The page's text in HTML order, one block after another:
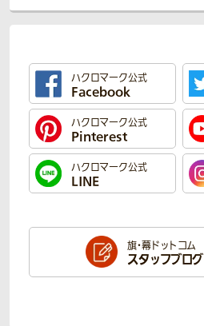
ハクロマーク公式
Facebook
ハクロマーク公式
Pinterest
ハクロマーク公式
LINE
旗・幕ドットコム
スタッフブログ